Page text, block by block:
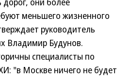
меньшего жизненного
руководитель
Владимир Будунов.
специалисты по
"в Москве ничего не будет